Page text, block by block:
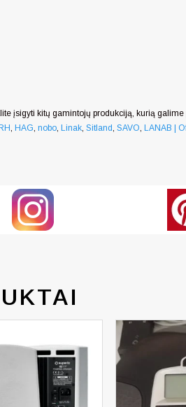
įsigyti kitų gamintojų produkciją, kurią
RH, HAG, nobo, Linak, Sitland, SAVO, LANAB |